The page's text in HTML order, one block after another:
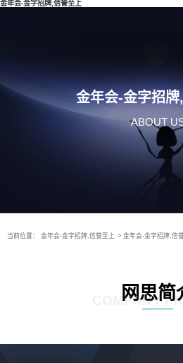
金年会-金字招牌,信誉至上
金年会-金字招
ABOUT
当前位置： 金年会-金字招牌,信誉至上 > 金年会-金字招牌,信
网思简
COMPANY